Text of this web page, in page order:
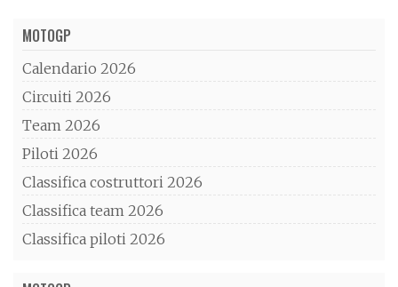
MOTOGP
Calendario 2026
Circuiti 2026
Team 2026
Piloti 2026
Classifica costruttori 2026
Classifica team 2026
Classifica piloti 2026